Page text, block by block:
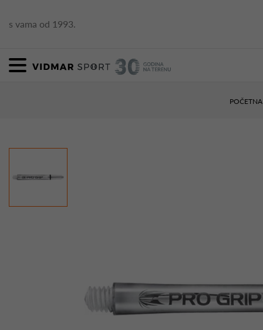
s vama od 1993.
POČETNA